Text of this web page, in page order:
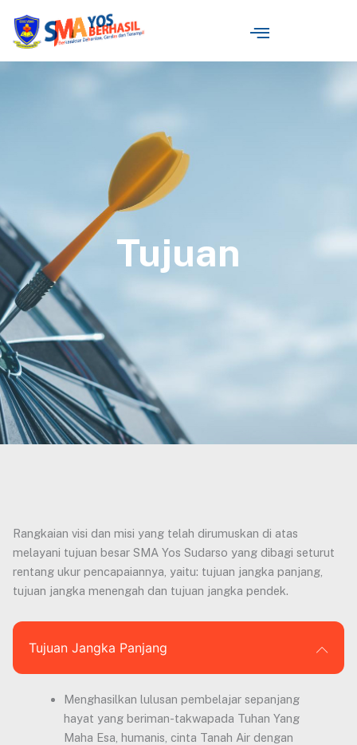
Tujuan
Rangkaian visi dan misi yang telah dirumuskan di atas
melayani tujuan besar SMA Yos Sudarso yang dibagi seturut
rentang ukur pencapaiannya, yaitu: tujuan jangka panjang,
tujuan jangka menengah dan tujuan jangka pendek.
Tujuan Jangka Panjang
Menghasilkan lulusan pembelajar sepanjang
hayat yang beriman-takwapada Tuhan Yang
Maha Esa, humanis, cinta Tanah Air dengan